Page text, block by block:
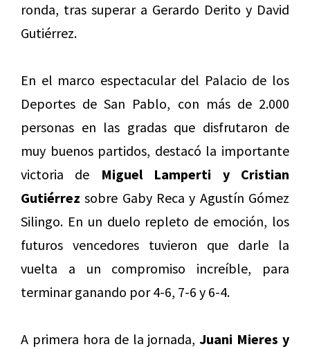
ronda, tras superar a Gerardo Derito y David
Gutiérrez.
En el marco espectacular del Palacio de los
Deportes de San Pablo, con más de 2.000
personas en las gradas que disfrutaron de
muy buenos partidos, destacó la importante
victoria de Miguel Lamperti y Cristian
Gutiérrez sobre Gaby Reca y Agustín Gómez
Silingo. En un duelo repleto de emoción, los
futuros vencedores tuvieron que darle la
vuelta a un compromiso increíble, para
terminar ganando por 4-6, 7-6 y 6-4.
A primera hora de la jornada,Juani Mieres y